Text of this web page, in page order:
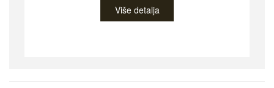
Više detalja